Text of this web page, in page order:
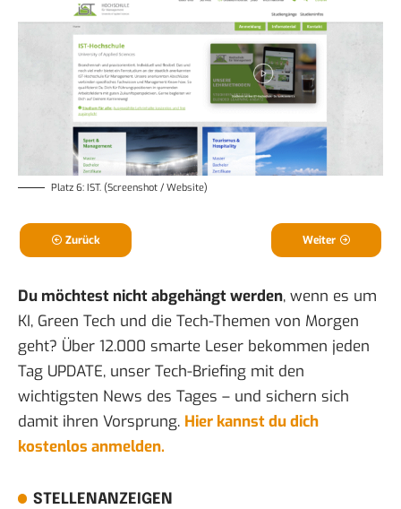
Platz 6: IST. (Screenshot / Website)
Zurück Weiter
Du möchtest nicht abgehängt werden, wenn es um
KI, Green Tech und die Tech-Themen von Morgen
geht? Über 12.000 smarte Leser bekommen jeden
Tag UPDATE, unser Tech-Briefing mit den
wichtigsten News des Tages – und sichern sich
damit ihren Vorsprung. Hier kannst du dich
kostenlos anmelden.
STELLENANZEIGEN